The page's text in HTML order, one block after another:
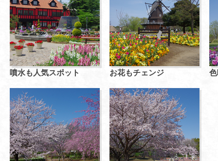
噴水も人気スポット お花もチェンジ